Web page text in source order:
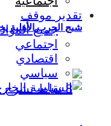
شبح الحرب الأهلية
تقدير موقف
جميع المواد
اجتماعي
اقتصادي
سياسي